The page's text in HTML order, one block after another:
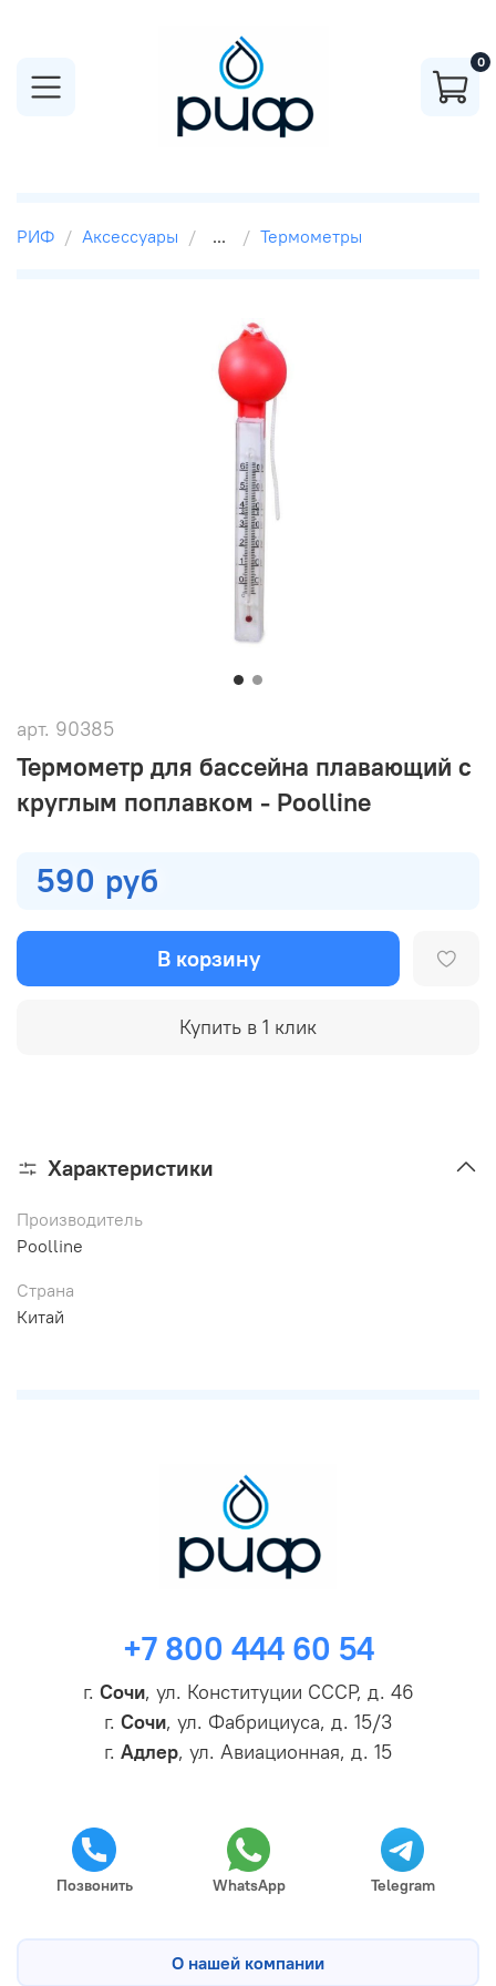
0
РИФ Аксессуары ... Термометры
арт. 90385
Термометр для бассейна плавающий с
круглым поплавком - Poolline
590 руб
В корзину
Купить в 1 клик
Характеристики
Производитель
Poolline
Страна
Китай
+7 800 444 60 54
г. Сочи, ул. Конституции СССР, д. 46
г. Сочи, ул. Фабрициуса, д. 15/3
г. Адлер, ул. Авиационная, д. 15
Позвонить WhatsApp Telegram
О нашей компании